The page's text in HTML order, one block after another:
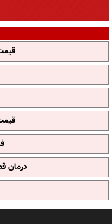
درمان